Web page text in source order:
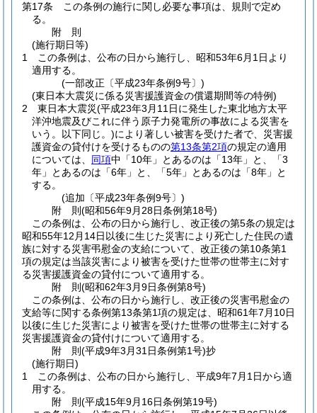
第17条
この条例の施行に関し必要な事項は、規則で定め
る。
附 則
(施行期日等)
1
この条例は、公布の日から施行し、昭和53年6月1日より
適用する。
(一部改正〔平成23年条例9号〕)
(東日本大震災に係る災害援護資金の償還期間等の特例)
2
東日本大震災(平成23年3月11日に発生した東北地方太平
洋沖地震及びこれに伴う原子力発電所の事故による災害を
いう。以下同じ。)により著しい被害を受けた者で、災害援
護資金の貸付けを受けるものの第13条第2項の規定の適用
については、 同項中「10年」とあるのは「13年」と、「3
年」とあるのは「6年」と、「5年」とあるのは「8年」と
する。
(追加〔平成23年条例9号〕)
附 則(昭和56年9月28日条例第18号)
この条例は、公布の日から施行し、改正後の第5条の規定は
昭和55年12月14日以後に生じた災害により死亡した住民の遺
族に対する災害弔慰金の支給について、改正後の第10条第1
項の規定は当該災害により被害を受けた世帯の世帯主に対す
る災害援護資金の貸付について適用する。
附 則(昭和62年3月9日条例第8号)
この条例は、公布の日から施行し、改正後の災害弔慰金の
支給等に関する条例第13条第1項の規定は、昭和61年7月10日
以後に生じた災害により被害を受けた世帯の世帯主に対する
災害援護資金の貸付けについて適用する。
附 則(平成9年3月31日条例第1号)抄
(施行期日)
1
この条例は、公布の日から施行し、平成9年7月1日から適
用する。
附 則(平成15年9月16日条例第19号)